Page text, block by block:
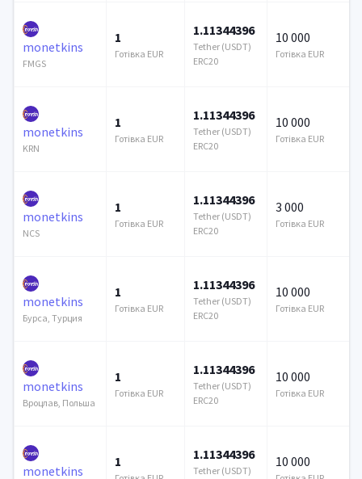
monetkins
FMGS
1
Готівка EUR
1.11344396
Tether (USDT)
ERC20
10 000
Готівка EUR
monetkins
KRN
1
Готівка EUR
1.11344396
Tether (USDT)
ERC20
10 000
Готівка EUR
monetkins
NCS
1
Готівка EUR
1.11344396
Tether (USDT)
ERC20
3 000
Готівка EUR
monetkins
Бурса, Турция
1
Готівка EUR
1.11344396
Tether (USDT)
ERC20
10 000
Готівка EUR
monetkins
Вроцлав, Польша
1
Готівка EUR
1.11344396
Tether (USDT)
ERC20
10 000
Готівка EUR
monetkins
1 1.11344396
Tether (USDT)
10 000